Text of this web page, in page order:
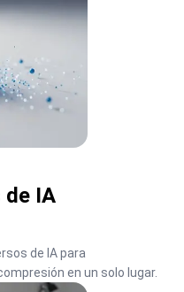
IA
de IA para
en un solo lugar.